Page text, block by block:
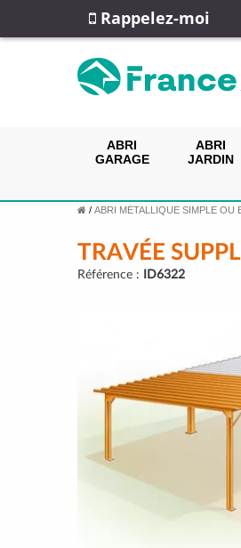
Rappelez-moi
ABRI
GARAGE
ABRI
JARDIN
/ ABRI MÉTALLIQUE SIMPLE OU
TRAVÉE
Référence : ID6322